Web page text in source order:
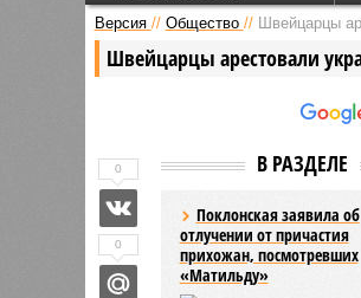
Версия // Общество // Швейцарцы
Швейцарцы арестовали
В РАЗДЕЛЕ
Поклонская заявила об
отлучении от причастия
прихожан, посмотревших
«Матильду»
0
0